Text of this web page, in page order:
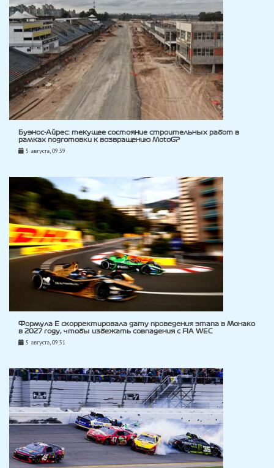
Буэнос-Айрес: текущее состояние строительных работ в
рамках подготовки к возвращению MotoGP
5 августа, 09:39
Формула E скорректировала дату проведения этапа в Монако
в 2027 году, чтобы избежать совпадения с FIA WEC
5 августа, 09:31